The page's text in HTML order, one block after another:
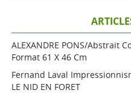
ALEXANDRE PONS/Abstrait
Format 61 X 46 Cm
Fernand Laval
LE NID EN FORET